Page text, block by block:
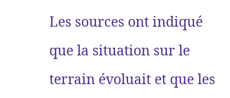
Les sources ont indiqué
que la situation sur le
terrain évoluait et que les